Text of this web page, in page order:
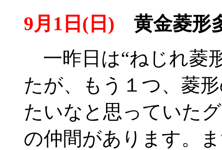
9月1日(日) 黄金菱形
一昨日は“ねじれ菱
たが、もう１つ、菱
たいなと思っていた
の仲間があります。